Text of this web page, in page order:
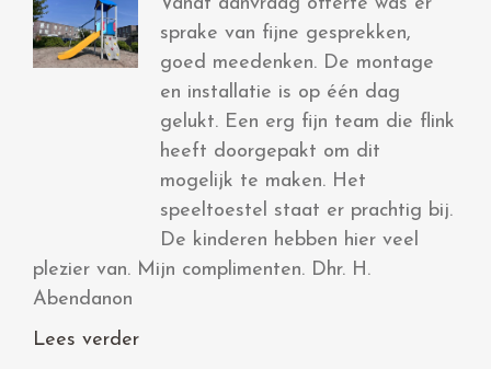
sprake van fijne gesprekken,
goed meedenken. De montage
en installatie is op één dag
gelukt. Een erg fijn team die flink
heeft doorgepakt om dit
mogelijk te maken. Het
speeltoestel staat er prachtig bij.
De kinderen hebben hier veel
plezier van. Mijn complimenten. Dhr. H.
Abendanon
Lees verder